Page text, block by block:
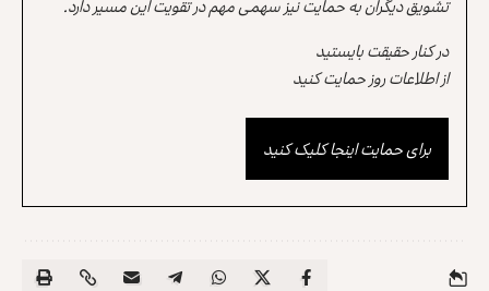
تشویق دیگران به حمایت نیز سهمی مهم در تقویت این مسیر دارد.
در کنار حقیقت بایستید
از اطلاعات روز حمایت کنید
برای حمایت اینجا کلیک کنید